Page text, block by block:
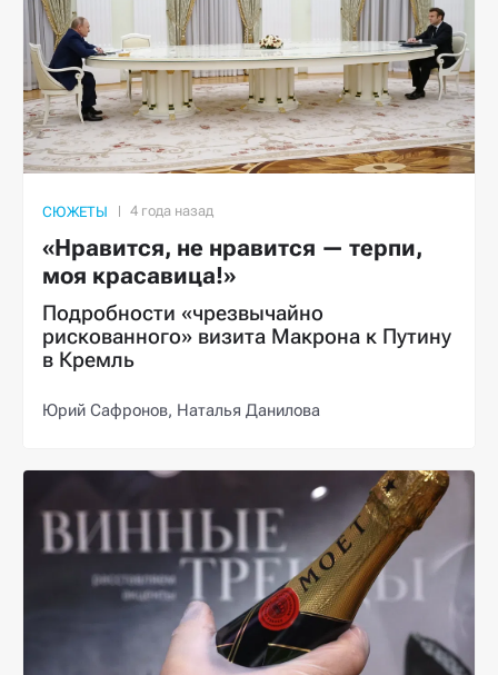
СЮЖЕТЫ
«Нравится, не нравится — терпи,
моя красавица!»
Подробности «чрезвычайно
рискованного» визита Макрона к Путину
в Кремль
Юрий Сафронов, Наталья Данилова